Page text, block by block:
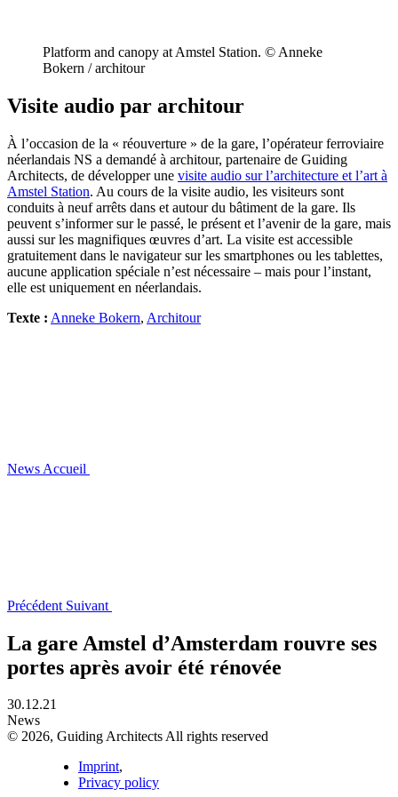
Platform and canopy at Amstel Station. © Anneke
Bokern / architour
Visite audio par architour
À l’occasion de la « réouverture » de la gare, l’opérateur ferroviaire
néerlandais NS a demandé à architour, partenaire de Guiding
Architects, de développer une visite audio sur l’architecture et l’art à
Amstel Station. Au cours de la visite audio, les visiteurs sont
conduits à neuf arrêts dans et autour du bâtiment de la gare. Ils
peuvent s’informer sur le passé, le présent et l’avenir de la gare, mais
aussi sur les magnifiques œuvres d’art. La visite est accessible
gratuitement dans le navigateur sur les smartphones ou les tablettes,
aucune application spéciale n’est nécessaire – mais pour l’instant,
elle est uniquement en néerlandais.
Texte : Anneke Bokern, Architour
News Accueil
Précédent Suivant
La gare Amstel d’Amsterdam rouvre ses
portes après avoir été rénovée
30.12.21
News
© 2026, Guiding Architects All rights reserved
Imprint,
Privacy policy